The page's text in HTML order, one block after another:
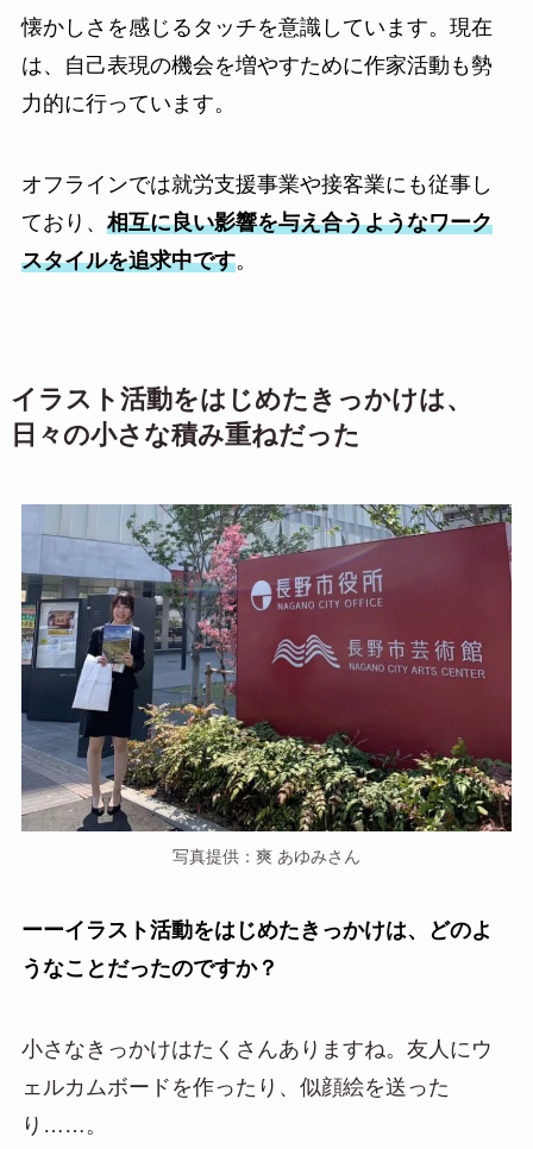
懐かしさを感じるタッチを意識しています。現在
は、自己表現の機会を増やすために作家活動も勢
力的に行っています。
オフラインでは就労支援事業や接客業にも従事し
ており、 相互に良い影響を与え合うようなワーク
スタイルを追求中です。
イラスト活動をはじめたきっかけは、
日々の小さな積み重ねだった
写真提供：爽 あゆみさん
ーーイラスト活動をはじめたきっかけは、どのよ
うなことだったのですか？
小さなきっかけはたくさんありますね。友人にウ
ェルカムボードを作ったり、似顔絵を送った
り……。